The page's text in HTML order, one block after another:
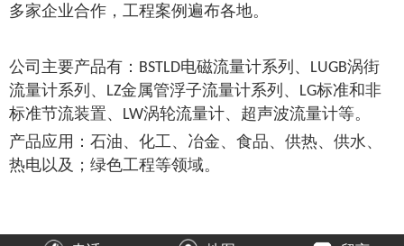
多家企业合作，工程案例遍布各地。
公司主要产品有： BSTLD电磁流量计系列、 LUGB涡街
流量计系列、
LZ金属管浮子流量计系列、 LG标准和非
标准节流装置、
LW涡轮流量计、超声波流量计等。
产品应用：石油、化工、冶金、食品、供热、供水、
热电以及 ； 绿色工程等领域。